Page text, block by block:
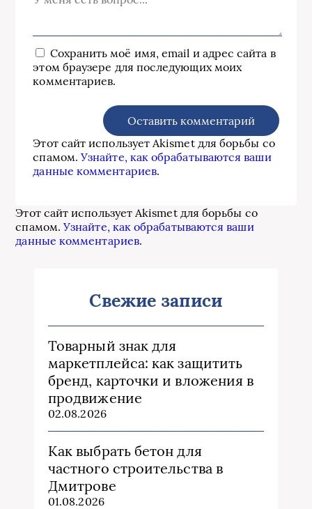
Сохранить моё имя, email и адрес сайта в
этом браузере для последующих моих
комментариев.
Этот сайт использует Akismet для борьбы со
спамом.Узнайте, как обрабатываются ваши
данные комментариев.
Этот сайт использует Akismet для борьбы со
спамом.Узнайте, как обрабатываются ваши
данные комментариев.
Свежие записи
Товарный знак для
маркетплейса: как защитить
бренд, карточки и вложения в
продвижение
02.08.2026
Как выбрать бетон для
частного строительства в
Дмитрове
01.08.2026